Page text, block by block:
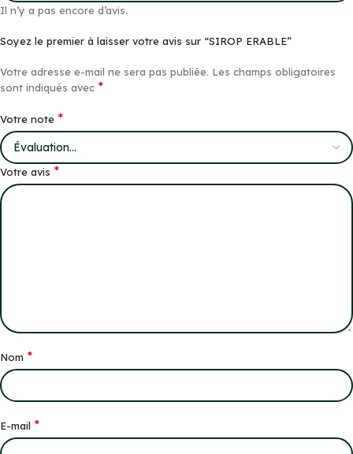
Il n’y a pas encore d’avis.
Soyez le premier à laisser votre avis sur “SIROP ERABLE”
Votre adresse e-mail ne sera pas publiée. Les champs obligatoires
sont indiqués avec *
Votre note *
Votre avis *
Nom *
E-mail *